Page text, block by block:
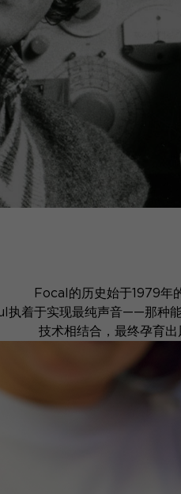
Focal的历史始于1979年
着于实现最纯声音——那种
技术相结合，最终孕育出